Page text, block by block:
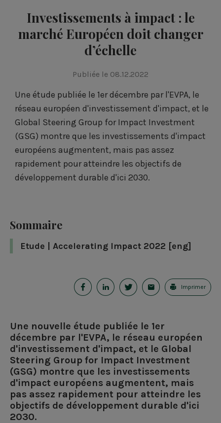
Investissements à impact : le
marché Européen doit changer
d’échelle
Publiée le 08.12.2022
Une étude publiée le 1er décembre par l'EVPA, le
réseau européen d'investissement d'impact, et le
Global Steering Group for Impact Investment
(GSG) montre que les investissements d'impact
européens augmentent, mais pas assez
rapidement pour atteindre les objectifs de
développement durable d'ici 2030.
Sommaire
Etude | Accelerating Impact 2022 [eng]
P
r
t
a
g
e
r
P
r
t
a
g
e
r
P
r
t
a
g
e
r
E
m
a
i
l
Imprimer
Une nouvelle étude publiée le 1er
décembre par l'EVPA, le réseau européen
d'investissement d'impact, et le Global
Steering Group for Impact Investment
(GSG) montre que les investissements
d'impact européens augmentent, mais
pas assez rapidement pour atteindre les
objectifs de développement durable d'ici
2030.